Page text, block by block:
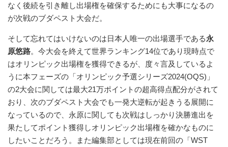
なく後続を引き離し出場権を確保するためにも大事になるの
が次戦のブダペスト大会だ。
そして忘れてはいけないのは日本人唯一の出場選手である永
原悠路。今大会を終えて世界ランキング14位であり現時点で
はオリンピック出場権を獲得できるが、度々言及しているよ
うに本フェーズの「オリンピック予選シリーズ2024(OQS)」
の2大会に関しては最大21万ポイントの超高得点配分がされて
おり、次のブダペスト大会でも一発大逆転が起きうる展開に
なっているので、永原に関しても次戦はしっかり決勝進出を
果たしてポイント獲得しオリンピック出場権を確かなものに
したいことだろう。また編集部としては現在前回の「WST